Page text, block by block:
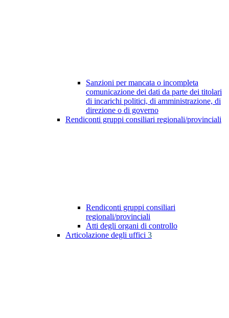
Sanzioni per mancata o incompleta
comunicazione dei dati da parte dei titolari
di incarichi politici, di amministrazione, di
direzione o di governo
Rendiconti gruppi consiliari regionali/provinciali
Rendiconti gruppi consiliari
regionali/provinciali
Atti degli organi di controllo
Articolazione degli uffici 3